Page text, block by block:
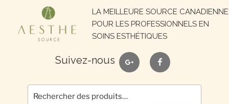
LA MEILLEURE SOURCE CANADIENNE
POUR LES PROFESSIONNELS EN
SOINS ESTHÉTIQUES
Suivez-nous google facebook
Recherche
pour :